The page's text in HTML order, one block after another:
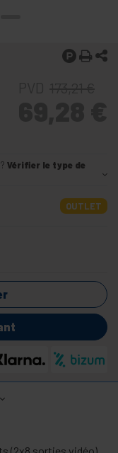
Vérifier le type de
OUTLET